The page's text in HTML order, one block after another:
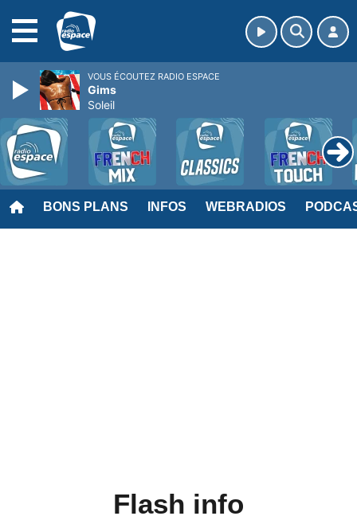
BONS PLANS INFOS WEBRADIOS
Flash info
VOUS ÉCOUTEZ RADIO ESPACE
Gims
Soleil